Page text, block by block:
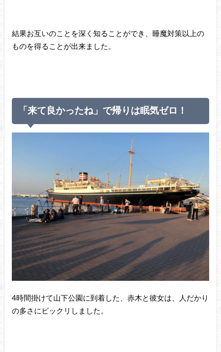
結果お互いのことを深く知ることができ、睡魔対策以上の
ものを得ることが出来ました。
「来て良かったね」で帰りは眠気ゼロ！
4時間掛けて山下公園に到着した、赤木と彼女は、人だかり
の多さにビックリしました。